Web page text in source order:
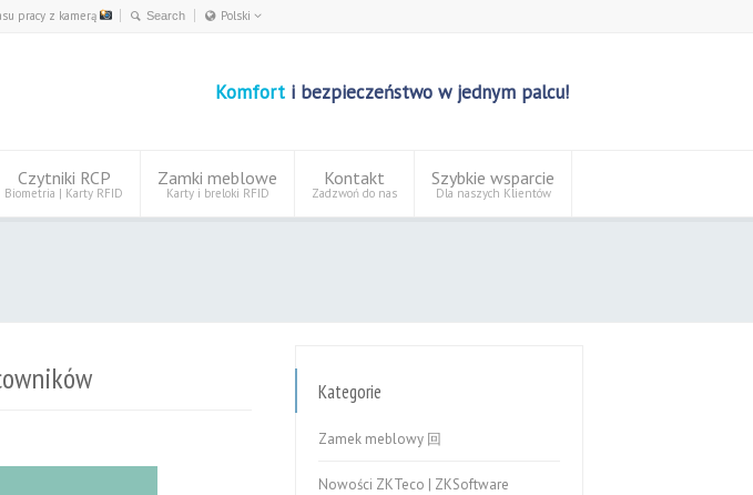
pracy z kamerą
Polski
Komforti bezpieczeństwo w jednym palcu!
Czytniki RCP
Biometria | Karty RFID
Zamki meblowe
Karty i breloki RFID
Kontakt
Zadzwoń do nas
Szybkie wsparcie
Dla naszych Klientów
Kategorie
Zamek meblowy 回
Nowości ZKTeco | ZKSoftware